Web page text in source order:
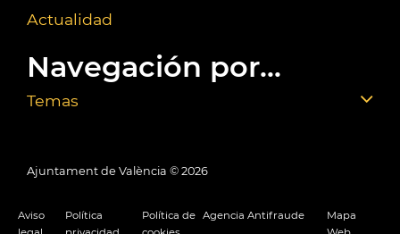
Actualidad
Navegación por...
Temas
Ajuntament de València © 2026
Aviso
Política
Política de Agencia Antifraude
Mapa